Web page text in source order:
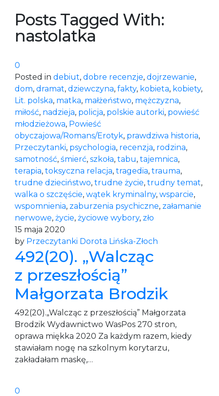
Posts Tagged With:
nastolatka
0
Posted in debiut, dobre recenzje, dojrzewanie,
dom, dramat, dziewczyna, fakty, kobieta, kobiety,
Lit. polska, matka, małżeństwo, mężczyzna,
miłość, nadzieja, policja, polskie autorki, powieść
młodzieżowa, Powieść
obyczajowa/Romans/Erotyk, prawdziwa historia,
Przeczytanki, psychologia, recenzja, rodzina,
samotność, śmierć, szkoła, tabu, tajemnica,
terapia, toksyczna relacja, tragedia, trauma,
trudne dzieciństwo, trudne życie, trudny temat,
walka o szczęście, wątek kryminalny, wsparcie,
wspomnienia, zaburzenia psychiczne, załamanie
nerwowe, życie, życiowe wybory, zło
15 maja 2020
by Przeczytanki Dorota Lińska-Złoch
492(20). „Walcząc
z przeszłością”
Małgorzata Brodzik
492(20).„Walcząc z przeszłością” Małgorzata
Brodzik Wydawnictwo WasPos 270 stron,
oprawa miękka 2020 Za każdym razem, kiedy
stawiałam nogę na szkolnym korytarzu,
zakładałam maskę,…
0